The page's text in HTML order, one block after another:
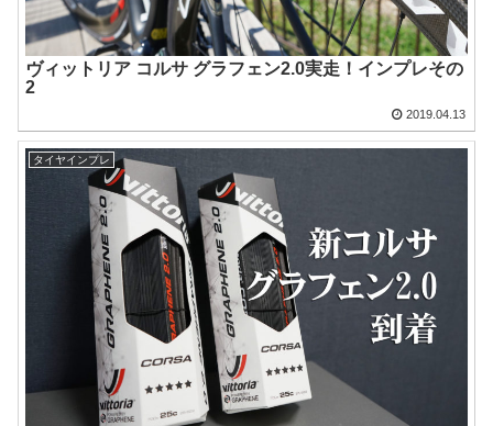
ヴィットリア コルサ グラフェン2.0実走！インプレその
2
2019.04.13
タイヤインプレ